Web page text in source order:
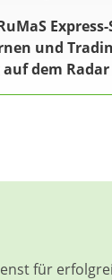
und
dem
für